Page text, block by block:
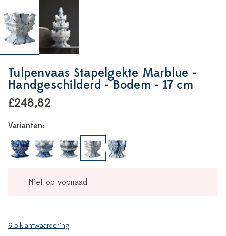
Tulpenvaas Stapelgekte Marblue -
Handgeschilderd - Bodem - 17 cm
£248,82
Varianten:
Niet op voorraad
9.5 klantwaardering